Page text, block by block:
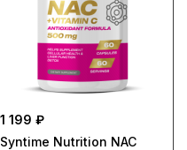
1 199 ₽
Syntime Nutrition NAC